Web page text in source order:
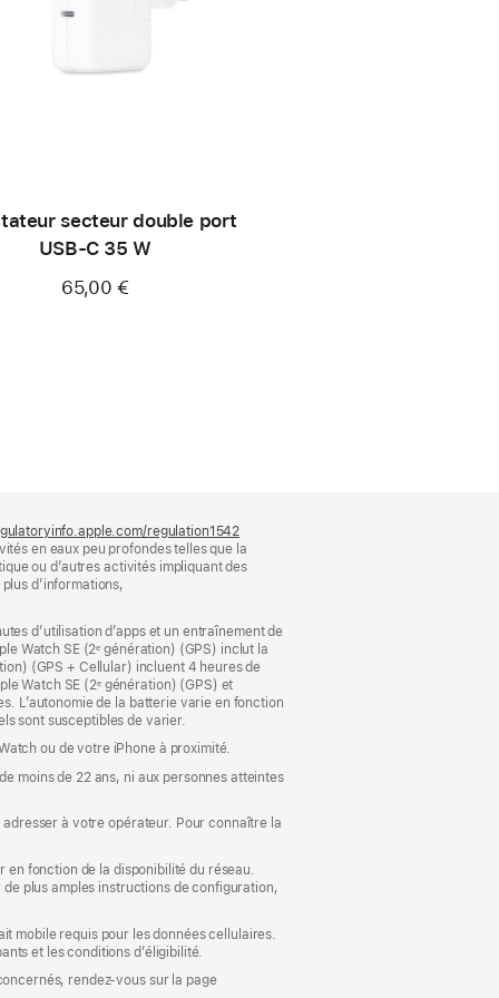
secteur double port
USB-C 35 W
65,00 €
regulation1542
dans
une
en eaux peu profondes telles que la
ou d’autres activités impliquant des
d’informations,
d’utilisation d’apps et un entraînement de
Watch SE (2ᵉ génération) (GPS) inclut la
(GPS + Cellular) incluent 4 heures de
Watch SE (2ᵉ génération) (GPS) et
L’autonomie de la batterie varie en fonction
sont susceptibles de varier.
ou de votre iPhone à proximité.
moins de 22 ans, ni aux personnes atteintes
à votre opérateur. Pour connaître la
fonction de la disponibilité du réseau.
plus amples instructions de configuration,
mobile requis pour les données cellulaires.
et les conditions d’éligibilité.
rendez-vous sur la page